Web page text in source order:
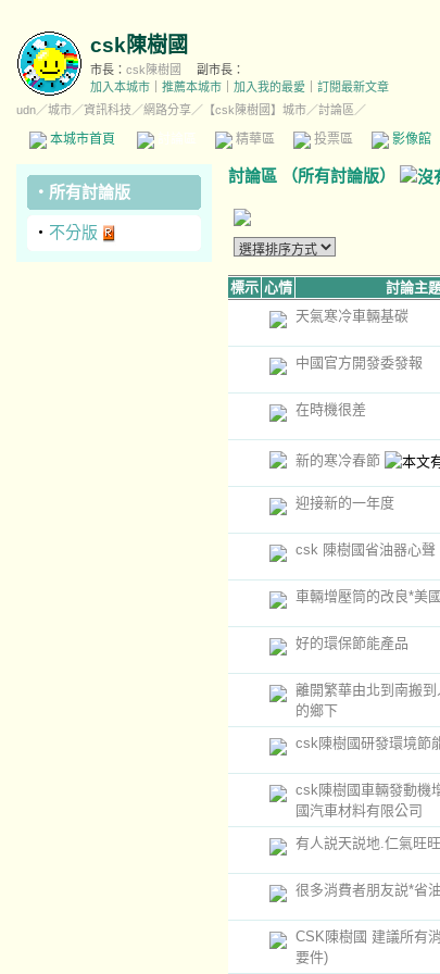
csk陳樹國
市長： csk陳樹國
副市長：
加入本城市
推薦本城市 加入我的最愛
訂閱最新文章
udn／城市／資訊科技 ／網路分享／ 【csk陳樹國】城市／討論區／
本城市首頁 精華區 投票區 影像館
‧ 所有討論版
‧ 不分版
討論區 （所有討論版）
標示 心情 討論主
天氣寒冷車輛基碳
中國官方開發委發報
在時機很差
新的寒冷春節
迎接新的一年度
csk 陳樹國省油器心聲
車輛增壓筒的改良*美
好的環保節能產品
離開繁華由北到南搬
的鄉下
csk陳樹國研發環境節
csk陳樹國車輛發動機
國汽車材料有限公司
有人説天説地.仁氣旺
很多消費者朋友説*省
CSK陳樹國 建議所有
要件)